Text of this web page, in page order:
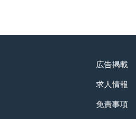
広告掲載
求人情報
免責事項